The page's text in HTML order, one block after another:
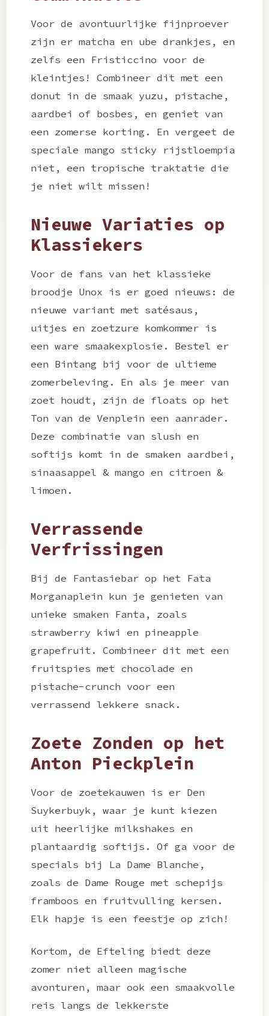
Voor de avontuurlijke fijnproever
zijn er matcha en ube drankjes, en
zelfs een Fristiccino voor de
kleintjes! Combineer dit met een
donut in de smaak yuzu, pistache,
aardbei of bosbes, en geniet van
een zomerse korting. En vergeet de
speciale mango sticky rijstloempia
niet, een tropische traktatie die
je niet wilt missen!
Nieuwe Variaties op
Klassiekers
Voor de fans van het klassieke
broodje Unox is er goed nieuws: de
nieuwe variant met satésaus,
uitjes en zoetzure komkommer is
een ware smaakexplosie. Bestel er
een Bintang bij voor de ultieme
zomerbeleving. En als je meer van
zoet houdt, zijn de floats op het
Ton van de Venplein een aanrader.
Deze combinatie van slush en
softijs komt in de smaken aardbei,
sinaasappel & mango en citroen &
limoen.
Verrassende
Verfrissingen
Bij de Fantasiebar op het Fata
Morganaplein kun je genieten van
unieke smaken Fanta, zoals
strawberry kiwi en pineapple
grapefruit. Combineer dit met een
fruitspies met chocolade en
pistache-crunch voor een
verrassend lekkere snack.
Zoete Zonden op het
Anton Pieckplein
Voor de zoetekauwen is er Den
Suykerbuyk, waar je kunt kiezen
uit heerlijke milkshakes en
plantaardig softijs. Of ga voor de
specials bij La Dame Blanche,
zoals de Dame Rouge met schepijs
framboos en fruitvulling kersen.
Elk hapje is een feestje op zich!
Kortom, de Efteling biedt deze
zomer niet alleen magische
avonturen, maar ook een smaakvolle
reis langs de lekkerste